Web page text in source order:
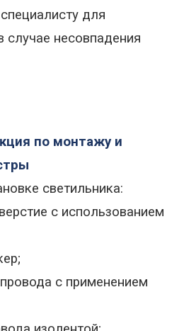
для
случае несовпадения
по монтажу и
светильника:
с использованием
с применением